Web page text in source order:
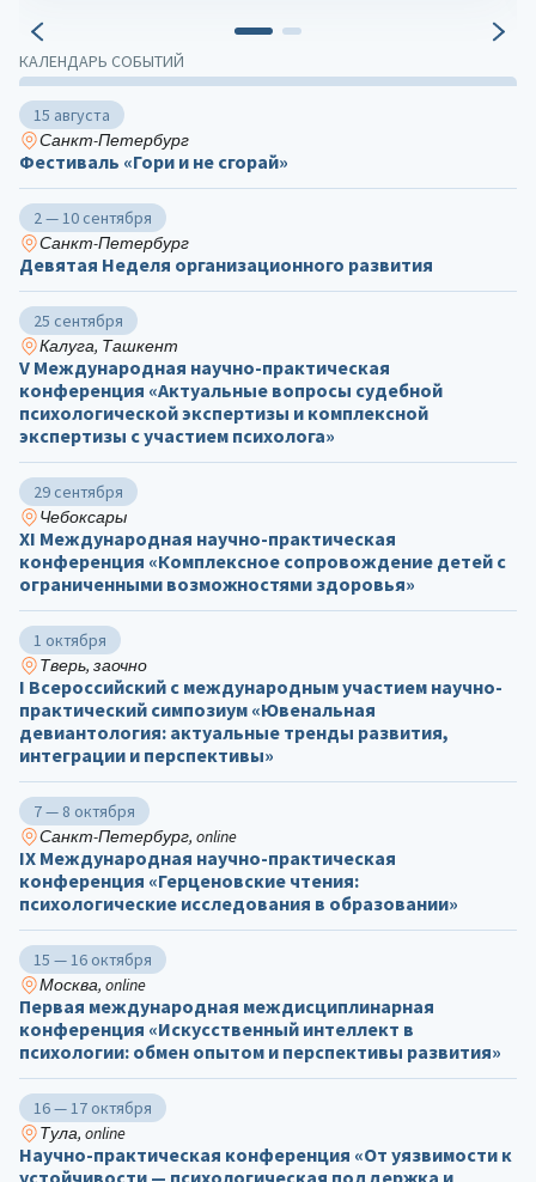
КАЛЕНДАРЬ СОБЫТИЙ
15 августа
Санкт-Петербург
Фестиваль «Гори и не сгорай»
2 — 10 сентября
Санкт-Петербург
Девятая Неделя организационного развития
25 сентября
Калуга, Ташкент
V Международная научно-практическая
конференция «Актуальные вопросы судебной
психологической экспертизы и комплексной
экспертизы с участием психолога»
29 сентября
Чебоксары
ХΙ Международная научно-практическая
конференция «Комплексное сопровождение детей с
ограниченными возможностями здоровья»
1 октября
Тверь, заочно
I Всероссийский с международным участием научно-
практический симпозиум «Ювенальная
девиантология: актуальные тренды развития,
интеграции и перспективы»
7 — 8 октября
Санкт-Петербург, online
IX Международная научно-практическая
конференция «Герценовские чтения:
психологические исследования в образовании»
15 — 16 октября
Москва, online
Первая международная междисциплинарная
конференция «Искусственный интеллект в
психологии: обмен опытом и перспективы развития»
16 — 17 октября
Тула, online
Научно-практическая конференция «От уязвимости к